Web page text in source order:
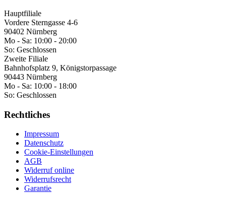
Hauptfiliale
Vordere Sterngasse 4-6
90402 Nürnberg
Mo - Sa: 10:00 - 20:00
So: Geschlossen
Zweite Filiale
Bahnhofsplatz 9, Königstorpassage
90443 Nürnberg
Mo - Sa: 10:00 - 18:00
So: Geschlossen
Rechtliches
Impressum
Datenschutz
Cookie-Einstellungen
AGB
Widerruf online
Widerrufsrecht
Garantie